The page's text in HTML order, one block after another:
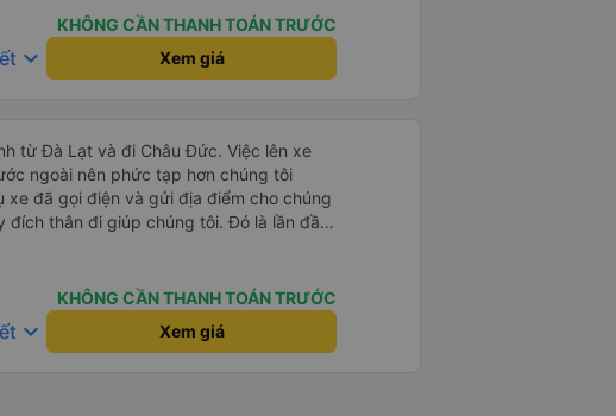
KHÔNG CẦN THANH TOÁN TRƯỚC
keyboard_arrow_down Xem giá
từ Đà Lạt và đi Châu Đức. Việc lên xe
ngoài nên phức tạp hơn chúng tôi
xe đã gọi điện và gửi địa điểm cho chúng
đích thân đi giúp chúng tôi. Đó là lần đầu
với hai đứa trẻ nhỏ khá thú vị. Chúng
nhiên khi xe dừng lại lúc nửa đêm ở Cần
xuống xe ăn. Khi đến điểm dừng, họ đánh
và đảm bảo chúng tôi đã sẵn sàng. Nhìn
KHÔNG CẦN THANH TOÁN TRƯỚC
keyboard_arrow_down Xem giá